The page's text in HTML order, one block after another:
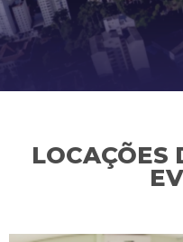
LOCAÇÕES